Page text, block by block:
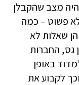
מצב שהקבלן
פשוט – כמה
הן שאלות לא
גס, החברות
באופן
לקבוע את